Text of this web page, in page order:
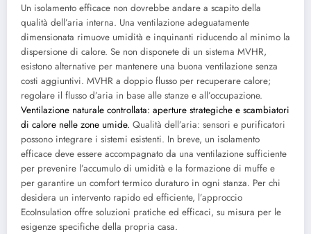
Un isolamento efficace non dovrebbe andare a scapito della
qualità dell’aria interna. Una ventilazione adeguatamente
dimensionata rimuove umidità e inquinanti riducendo al minimo la
dispersione di calore. Se non disponete di un sistema MVHR,
esistono alternative per mantenere una buona ventilazione senza
costi aggiuntivi. MVHR a doppio flusso per recuperare calore;
regolare il flusso d’aria in base alle stanze e all’occupazione.
Ventilazione naturale controllata: aperture strategiche e scambiatori
di calore nelle zone umide. Qualità dell’aria: sensori e purificatori
possono integrare i sistemi esistenti. In breve, un isolamento
efficace deve essere accompagnato da una ventilazione sufficiente
per prevenire l’accumulo di umidità e la formazione di muffe e
per garantire un comfort termico duraturo in ogni stanza. Per chi
desidera un intervento rapido ed efficiente, l’approccio
EcoInsulation offre soluzioni pratiche ed efficaci, su misura per le
esigenze specifiche della propria casa.